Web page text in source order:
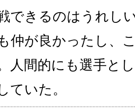
できるのはうれし
仲が良かったし、
人間的にも選手と
ていた。